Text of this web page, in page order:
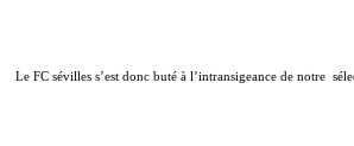
Le FC sévilles s’est donc buté à l’intransigeance de notre